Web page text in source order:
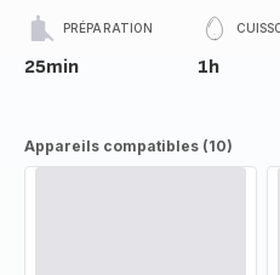
PRÉPARATION
25min 1h
Appareils compatibles (10)